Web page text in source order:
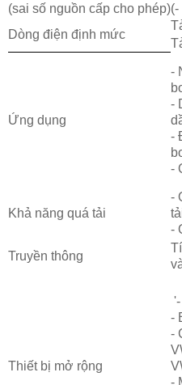
(sai số nguồn cấp cho phép)(-
Dòng điện định mức
Ứng dụng
-
-
-
-
Khả năng quá tải
-
-
Truyền thông
Thiết bị mở rộng
-
-
-